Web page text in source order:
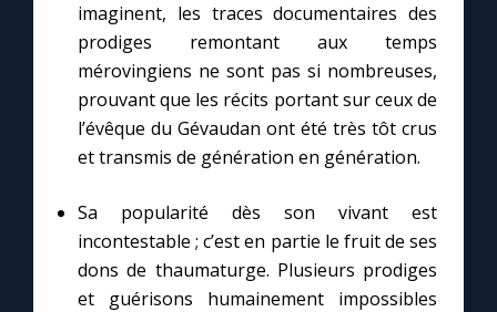
1000 Raisons de Croire
Chapelet pour le monde
Contact
Faire un don
Marie de Nazareth
imaginent, les traces documentaires des
prodiges remontant aux temps
mérovingiens ne sont pas si nombreuses,
prouvant que les récits portant sur ceux de
l’évêque du Gévaudan ont été très tôt crus
et transmis de génération en génération.
Sa popularité dès son vivant est
incontestable ; c’est en partie le fruit de ses
dons de thaumaturge. Plusieurs prodiges
et guérisons humainement impossibles